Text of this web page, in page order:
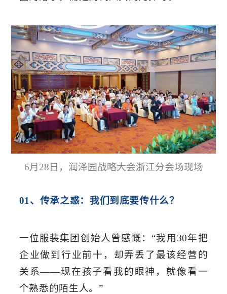
6月28日，润泽园战略大会浙江分会场现场
01、传承之惑：我们到底要传什么？
一位服装集团创始人 曾感慨： “我用30年把
企业做到行业前十，却弄丢了最该经营的
关系——现在孩子看我的眼神，就像看一
个熟悉的陌生人。 ”